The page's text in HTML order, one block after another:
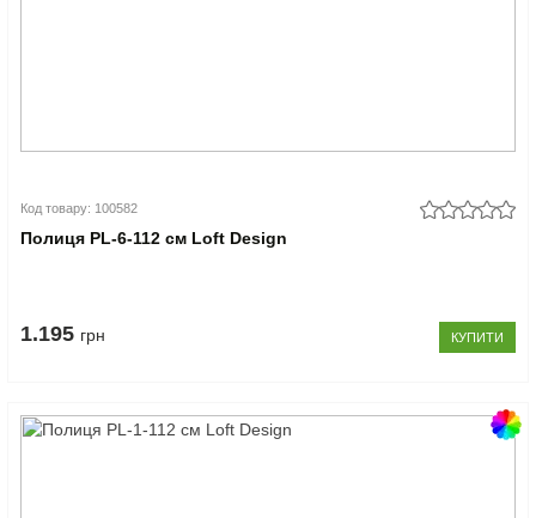
Код товару: 100582
Полиця PL-6-112 см Loft Design
1.195 грн КУПИТИ